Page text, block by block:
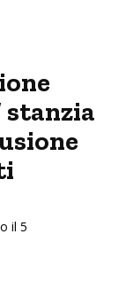
stanzia
il 5